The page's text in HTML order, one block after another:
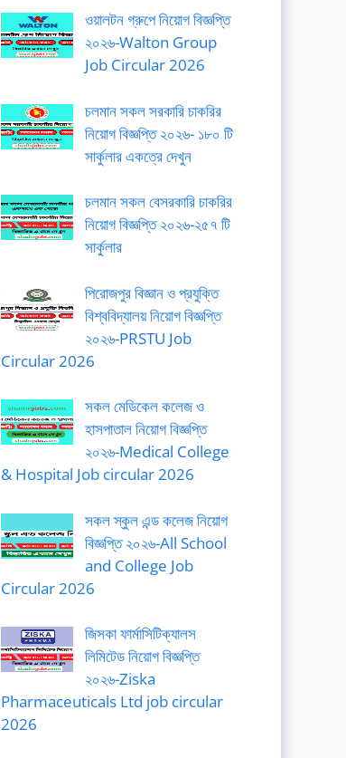
ওয়ালটন গ্রুপে নিয়োগ বিজ্ঞপ্তি
২০২৬-Walton Group
Job Circular 2026
চলমান সকল সরকারি চাকরির
নিয়োগ বিজ্ঞপ্তি ২০২৬- ১৮০ টি
সার্কুলার একত্রে দেখুন
চলমান সকল বেসরকারি চাকরির
নিয়োগ বিজ্ঞপ্তি ২০২৬-২৫৭ টি
সার্কুলার
পিরোজপুর বিজ্ঞান ও প্রযুক্তি
বিশ্ববিদ্যালয় নিয়োগ বিজ্ঞপ্তি
২০২৬-PRSTU Job
Circular 2026
সকল মেডিকেল কলেজ ও
হাসপাতাল নিয়োগ বিজ্ঞপ্তি
২০২৬-Medical College
& Hospital Job circular 2026
সকল স্কুল এন্ড কলেজ নিয়োগ
বিজ্ঞপ্তি ২০২৬-All School
and College Job
Circular 2026
জিসকা ফার্মাসিটিক্যালস
লিমিটেড নিয়োগ বিজ্ঞপ্তি
২০২৬-Ziska
Pharmaceuticals Ltd job circular
2026